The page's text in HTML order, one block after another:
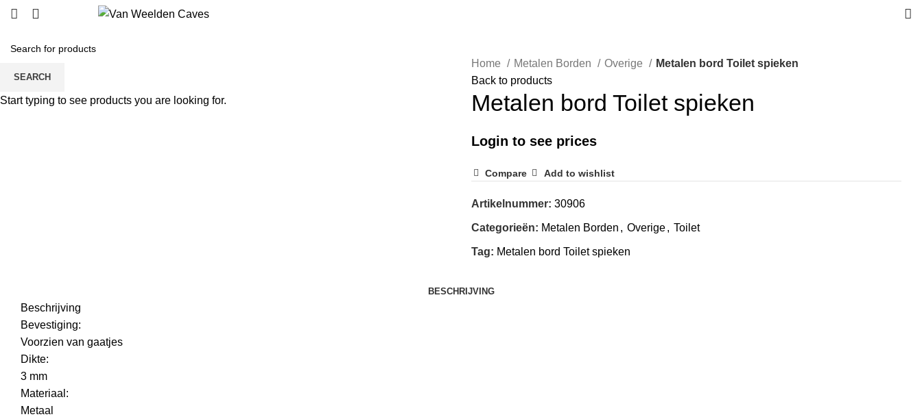
Home Metalen Borden Overige
Metalen bord Toilet spieken
Back to products
Metalen bord Toilet spieken
Login to see prices
Compare Add to wishlist
Artikelnummer: 30906
Categorieën: Metalen Borden , Overige, Toilet
Tag: Metalen bord Toilet spieken
BESCHRIJVING
Beschrijving
Bevestiging:
Voorzien van gaatjes
Dikte:
3 mm
Materiaal:
Metaal
SEARCH
Start typing to see products you are looking for.